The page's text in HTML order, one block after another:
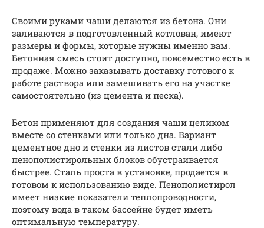
Своими руками чаши делаются из бетона. Они
заливаются в подготовленный котлован, имеют
размеры и формы, которые нужны именно вам.
Бетонная смесь стоит доступно, повсеместно есть в
продаже. Можно заказывать доставку готового к
работе раствора или замешивать его на участке
самостоятельно (из цемента и песка).
Бетон применяют для создания чаши целиком
вместе со стенками или только дна. Вариант
цементное дно и стенки из листов стали либо
пенополистирольных блоков обустраивается
быстрее. Сталь проста в установке, продается в
готовом к использованию виде. Пенополистирол
имеет низкие показатели теплопроводности,
поэтому вода в таком бассейне будет иметь
оптимальную температуру.